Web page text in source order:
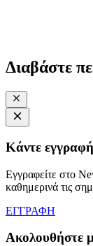
Διαβάστε
Κάντε
Εγγραφείτε στο
καθημερινά τις
ΕΓΓΡΑΦΗ
Ακολουθήστε